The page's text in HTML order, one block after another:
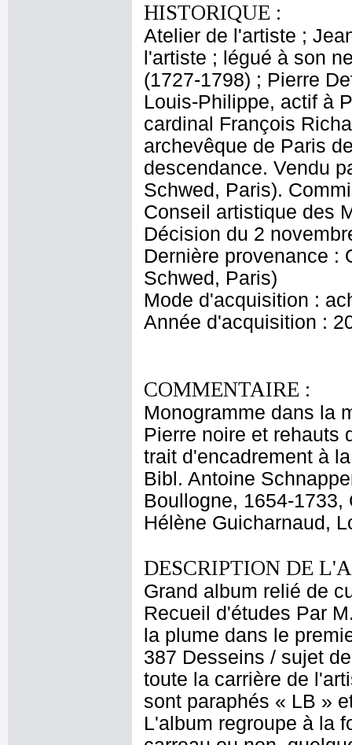
HISTORIQUE :
Atelier de l'artiste ;
l'artiste ; légué à son
(1727-1798) ; Pierre
Louis-Philippe, actif à
cardinal François
archevêque de Paris
descendance. Vendu
Schwed, Paris).
Conseil artistique des
Décision du 2
Dernière provenance :
Schwed, Paris)
Mode d'acquisition :
Année d'acquisition :
COMMENTAIRE :
Monogramme dans la
Pierre noire et rehauts
trait d'encadrement à
Bibl. Antoine
Boullogne, 1654-
Hélène Guicharnaud,
DESCRIPTION DE
Grand album relié de
Recueil d'études Par
la plume dans le
387 Desseins / sujet
toute la carrière de
sont paraphés « LB »
L'album regroupe à la